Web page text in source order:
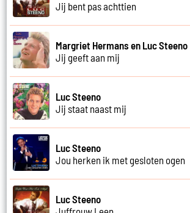
Jij bent pas achttien
Margriet Hermans en Luc Steeno
Jij geeft aan mij
Luc Steeno
Jij staat naast mij
Luc Steeno
Jou herken ik met gesloten ogen
Luc Steeno